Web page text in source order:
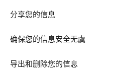
分享您的信息
确保您的信息安全无虞
导出和删除您的信息